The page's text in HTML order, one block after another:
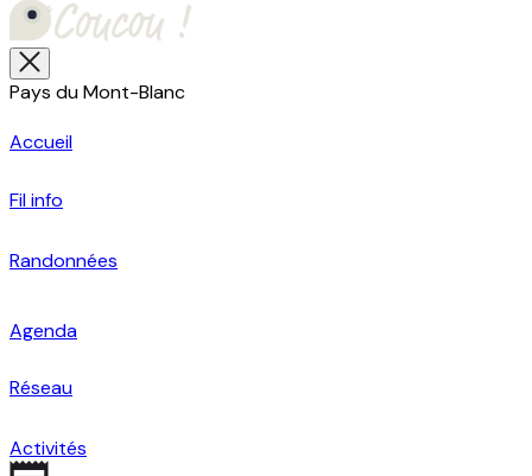
Pays du Mont-Blanc
Accueil
Fil info
Randonnées
Agenda
Réseau
Activités